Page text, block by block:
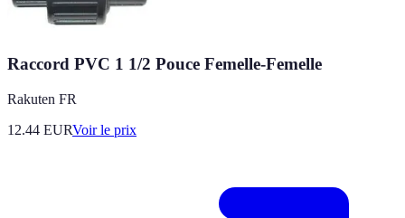
Raccord PVC 1 1/2 Pouce Femelle-Femelle
Rakuten FR
12.44 EURVoir le prix